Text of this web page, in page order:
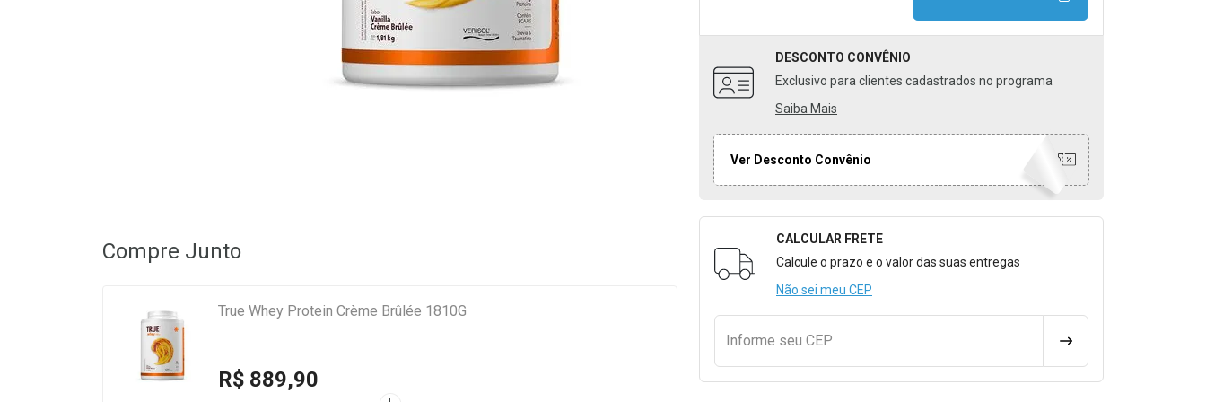
DESCONTO CONVÊNIO
Exclusivo para clientes cadastrados no programa
Saiba Mais
Ver Desconto Convênio
Formulário para Calcular o Frete
CALCULAR FRETE
Calcule o prazo e o valor das suas entregas
Não sei meu CEP
Informe seu CEP CALCULAR FRETE
Compre Junto
True Whey Protein Crème Brûlée 1810G
R$ 889,90